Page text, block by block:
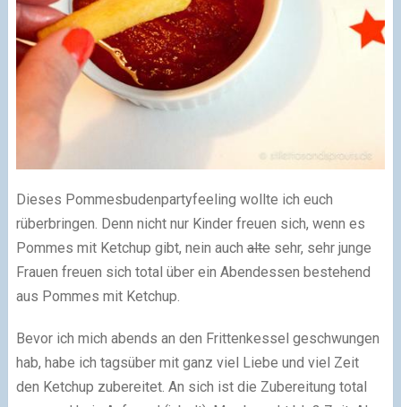
Dieses Pommesbudenpartyfeeling wollte ich euch
rüberbringen. Denn nicht nur Kinder freuen sich, wenn es
Pommes mit Ketchup gibt, nein auchaltesehr, sehr junge
Frauen freuen sich total über ein Abendessen bestehend
aus Pommes mit Ketchup.
Bevor ich mich abends an den Frittenkessel geschwungen
hab, habe ich tagsüber mit ganz viel Liebe und viel Zeit
den Ketchup zubereitet. An sich ist die Zubereitung total